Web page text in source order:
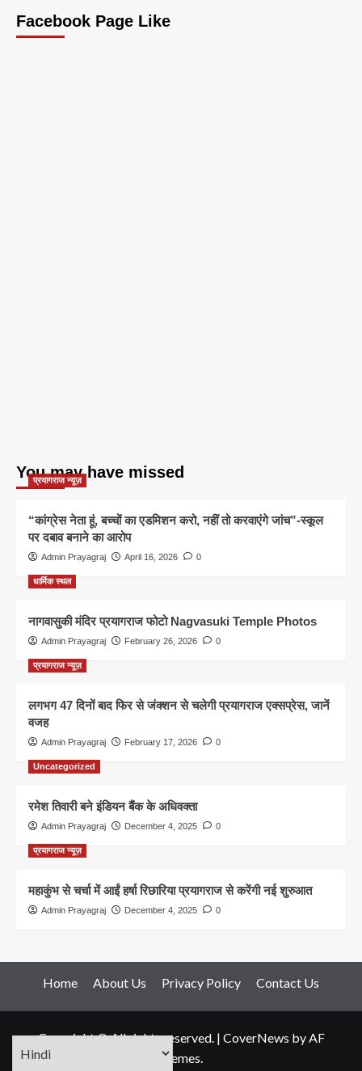
Facebook Page Like
You may have missed
प्रयागराज न्यूज़
“कांग्रेस नेता हूं, बच्चों का एडमिशन करो, नहीं तो करवाएंगे जांच”-स्कूल
पर दबाव बनाने का आरोप
Admin Prayagraj April 16, 2026 0
धार्मिक स्थल
नागवासुकी मंदिर प्रयागराज फोटो Nagvasuki Temple Photos
Admin Prayagraj February 26, 2026 0
प्रयागराज न्यूज़
लगभग 47 दिनों बाद फिर से जंक्शन से चलेगी प्रयागराज एक्सप्रेस, जानें
वजह
Admin Prayagraj February 17, 2026 0
Uncategorized
रमेश तिवारी बने इंडियन बैंक के अधिवक्ता
Admin Prayagraj December 4, 2025 0
प्रयागराज न्यूज़
महाकुंभ से चर्चा में आईं हर्षा रिछारिया प्रयागराज से करेंगी नई शुरुआत
Admin Prayagraj December 4, 2025 0
Home About Us Privacy Policy Contact Us
Copyright © All rights reserved. | CoverNews by AF
themes.